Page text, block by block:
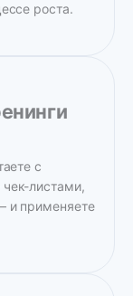
роста.
с
листами,
и применяете